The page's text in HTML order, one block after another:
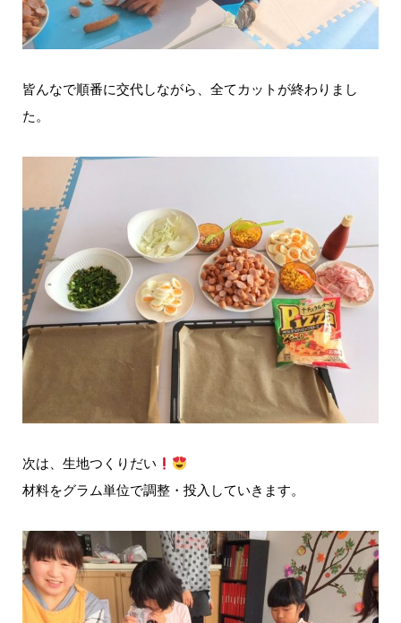
皆んなで順番に交代しながら、全てカットが終わりまし
た。
次は、生地つくりだい
材料をグラム単位で調整・投入していきます。